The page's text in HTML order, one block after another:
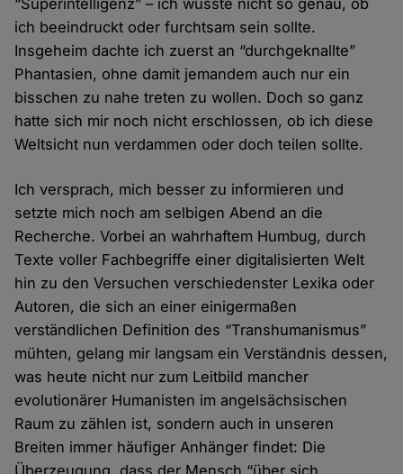
ich beeindruckt oder furchtsam sein sollte.
Insgeheim dachte ich zuerst an “durchgeknallte”
Phantasien, ohne damit jemandem auch nur ein
bisschen zu nahe treten zu wollen. Doch so ganz
hatte sich mir noch nicht erschlossen, ob ich diese
Weltsicht nun verdammen oder doch teilen sollte.
Ich versprach, mich besser zu informieren und
setzte mich noch am selbigen Abend an die
Recherche. Vorbei an wahrhaftem Humbug, durch
Texte voller Fachbegriffe einer digitalisierten Welt
hin zu den Versuchen verschiedenster Lexika oder
Autoren, die sich an einer einigermaßen
verständlichen Definition des “Transhumanismus”
mühten, gelang mir langsam ein Verständnis dessen,
was heute nicht nur zum Leitbild mancher
evolutionärer Humanisten im angelsächsischen
Raum zu zählen ist, sondern auch in unseren
Breiten immer häufiger Anhänger findet: Die
Überzeugung, dass der Mensch “über sich